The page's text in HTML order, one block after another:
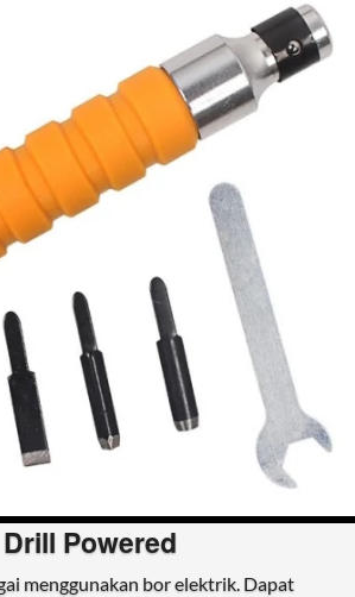
Drill Powered
menggunakan bor elektrik. Dapat